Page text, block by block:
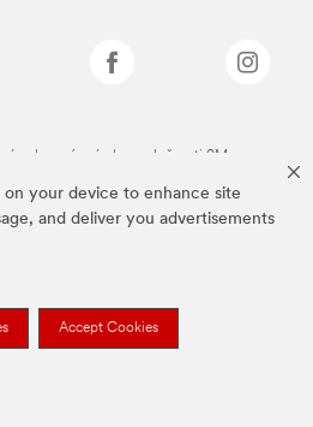
on your device to enhance site
and deliver you advertisements
Accept Cookies
sú ochranné známky spoločnosti 3M.